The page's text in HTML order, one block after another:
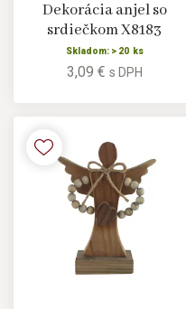
Dekorácia anjel so
srdiečkom X8183
Skladom: > 20 ks
3,09 € s DPH